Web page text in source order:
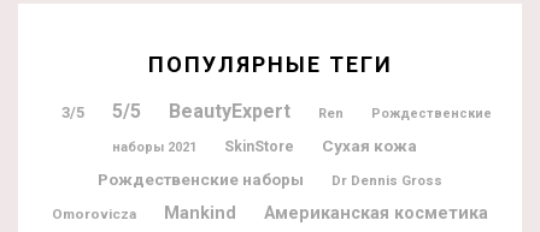
ПОПУЛЯРНЫЕ ТЕГИ
3/5 5/5 BeautyExpert Ren Рождественские
наборы 2021 SkinStore Сухая кожа
Рождественские наборы
Dr Dennis Gross
Omorovicza
Mankind Американская косметика